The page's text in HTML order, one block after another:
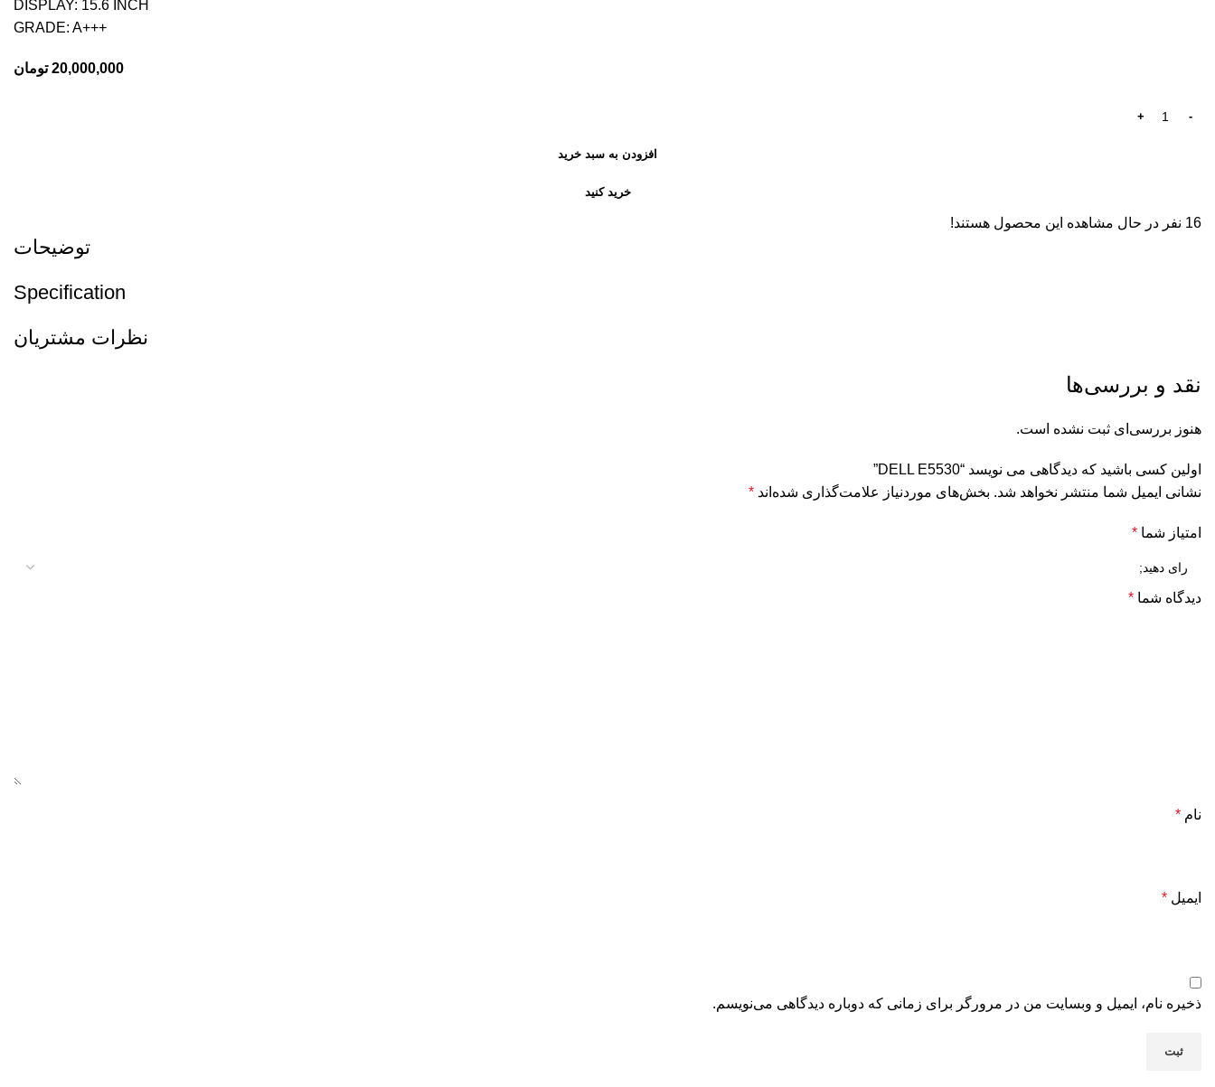
DISPLAY: 15.6 INCH
+++GRADE: A
20,000,000 تومان
افزودن به سبد خرید
خرید کنید
16 نفر در حال مشاهده این محصول هستند!
توضیحات
Specification
نظرات مشتریان
نقد و بررسی‌ها
هنوز بررسی‌ای ثبت نشده است.
اولین کسی باشید که دیدگاهی می نویسد “DELL E5530”
نشانی ایمیل شما منتشر نخواهد شد. بخش‌های موردنیاز علامت‌گذاری شده‌اند *
امتیاز شما *
دیدگاه شما *
نام *
ایمیل *
ذخیره نام، ایمیل و وبسایت من در مرورگر برای زمانی که دوباره دیدگاهی می‌نویسم.